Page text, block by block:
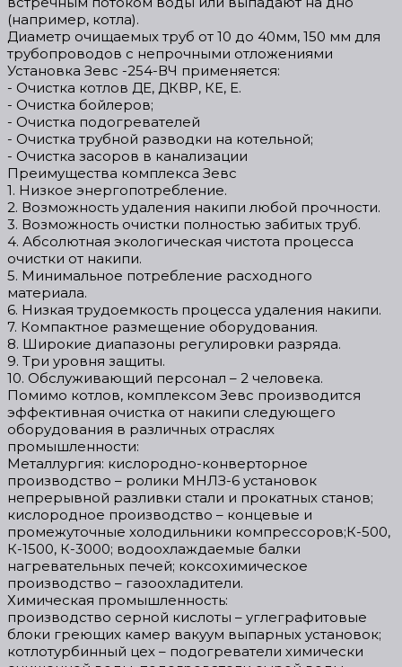
(например, котла).
Диаметр очищаемых труб от 10 до 40мм, 150 мм для
трубопроводов с непрочными отложениями
Установка Зевс -254-ВЧ применяется:
- Очистка котлов ДЕ, ДКВР, КЕ, Е.
- Очистка бойлеров;
- Очистка подогревателей
- Очистка трубной разводки на котельной;
- Очистка засоров в канализации
Преимущества комплекса Зевс
1. Низкое энергопотребление.
2. Возможность удаления накипи любой прочности.
3. Возможность очистки полностью забитых труб.
4. Абсолютная экологическая чистота процесса
очистки от накипи.
5. Минимальное потребление расходного
материала.
6. Низкая трудоемкость процесса удаления накипи.
7. Компактное размещение оборудования.
8. Широкие диапазоны регулировки разряда.
9. Три уровня защиты.
10. Обслуживающий персонал – 2 человека.
Помимо котлов, комплексом Зевс производится
эффективная очистка от накипи следующего
оборудования в различных отраслях
промышленности:
Металлургия: кислородно-конверторное
производство – ролики МНЛЗ-6 установок
непрерывной разливки стали и прокатных станов;
кислородное производство – концевые и
промежуточные холодильники компрессоров;К-500,
К-1500, К-3000; водоохлаждаемые балки
нагревательных печей; коксохимическое
производство – газоохладители.
Химическая промышленность:
производство серной кислоты – углеграфитовые
блоки греющих камер вакуум выпарных установок;
котлотурбинный цех – подогреватели химически